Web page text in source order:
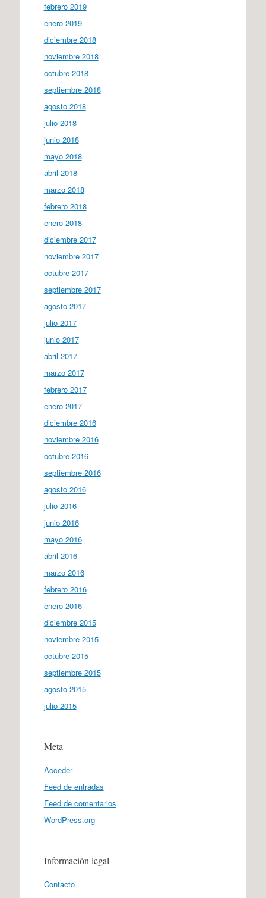
febrero 2019
enero 2019
diciembre 2018
noviembre 2018
octubre 2018
septiembre 2018
agosto 2018
julio 2018
junio 2018
mayo 2018
abril 2018
marzo 2018
febrero 2018
enero 2018
diciembre 2017
noviembre 2017
octubre 2017
septiembre 2017
agosto 2017
julio 2017
junio 2017
abril 2017
marzo 2017
febrero 2017
enero 2017
diciembre 2016
noviembre 2016
octubre 2016
septiembre 2016
agosto 2016
julio 2016
junio 2016
mayo 2016
abril 2016
marzo 2016
febrero 2016
enero 2016
diciembre 2015
noviembre 2015
octubre 2015
septiembre 2015
agosto 2015
julio 2015
Meta
Acceder
Feed de entradas
Feed de comentarios
WordPress.org
Información legal
Contacto